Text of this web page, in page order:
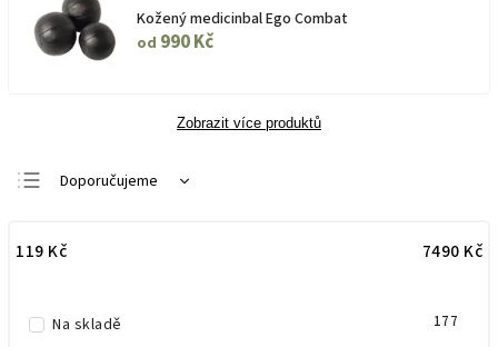
Kožený medicinbal Ego Combat
od 990 Kč
Zobrazit více produktů
Doporučujeme
Nejdražší
Abecedně
119 Kč 7490 Kč
Na skladě 177